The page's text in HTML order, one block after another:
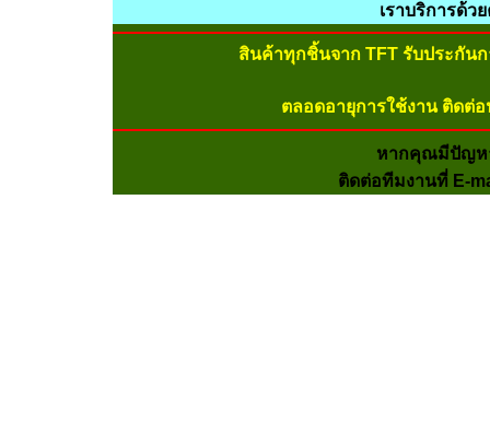
เราบริการด้ว
สินค้าทุกชิ้นจาก TFT รับประกัน
ตลอดอายุการใช้งาน ติดต่
หากคุณมีปัญห
ติดต่อทีมงานที่ E-